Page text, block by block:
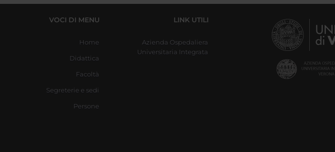
VOCI DI MENU
Home
Didattica
Facoltà
Segreterie e sedi
Persone
LINK UTILI
Azienda Ospedaliera
Universitaria Integrata